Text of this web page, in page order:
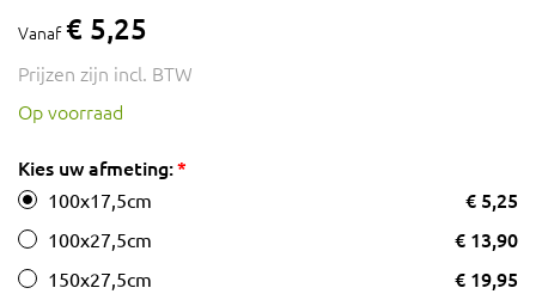
Vanaf € 5,25
Prijzen zijn incl. BTW
Op voorraad
Kies uw afmeting:
100x17,5cm € 5,25
100x27,5cm € 13,90
150x27,5cm € 19,95